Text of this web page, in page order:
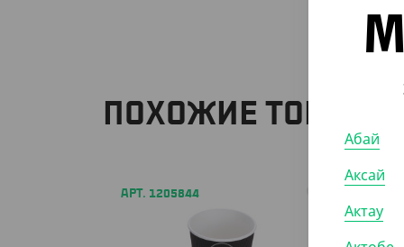
ПОХОЖИЕ ТОВАРЫ
АРТ. 1205844
Абай
Аксай
Актау